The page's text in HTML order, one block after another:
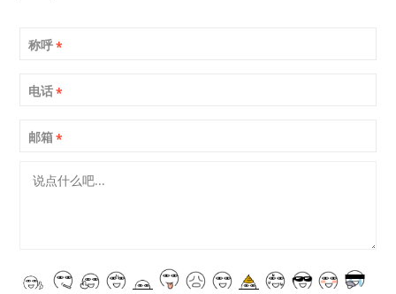
称呼*
电话*
邮箱*